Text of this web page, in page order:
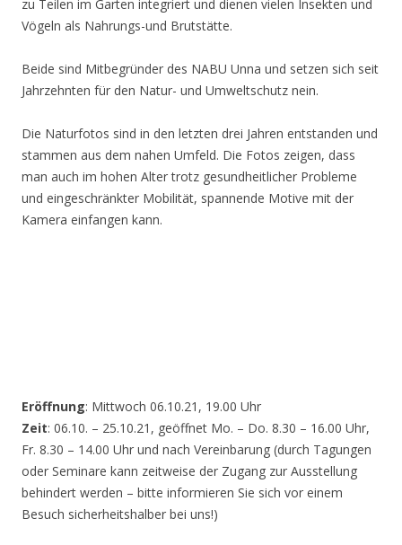
zu Teilen im Garten integriert und dienen vielen Insekten und
Vögeln als Nahrungs-und Brutstätte.
Beide sind Mitbegründer des NABU Unna und setzen sich seit
Jahrzehnten für den Natur- und Umweltschutz nein.
Die Naturfotos sind in den letzten drei Jahren entstanden und
stammen aus dem nahen Umfeld. Die Fotos zeigen, dass
man auch im hohen Alter trotz gesundheitlicher Probleme
und eingeschränkter Mobilität, spannende Motive mit der
Kamera einfangen kann.
Eröffnung: Mittwoch 06.10.21, 19.00 Uhr
Zeit: 06.10. – 25.10.21, geöffnet Mo. – Do. 8.30 – 16.00 Uhr,
Fr. 8.30 – 14.00 Uhr und nach Vereinbarung (durch Tagungen
oder Seminare kann zeitweise der Zugang zur Ausstellung
behindert werden – bitte informieren Sie sich vor einem
Besuch sicherheitshalber bei uns!)